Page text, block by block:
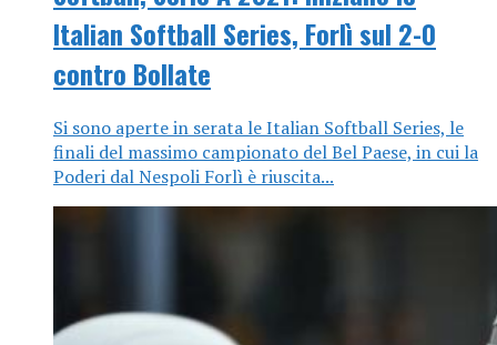
Italian Softball Series, Forlì sul 2-0
contro Bollate
Si sono aperte in serata le Italian Softball Series, le
finali del massimo campionato del Bel Paese, in cui la
Poderi dal Nespoli Forlì è riuscita...